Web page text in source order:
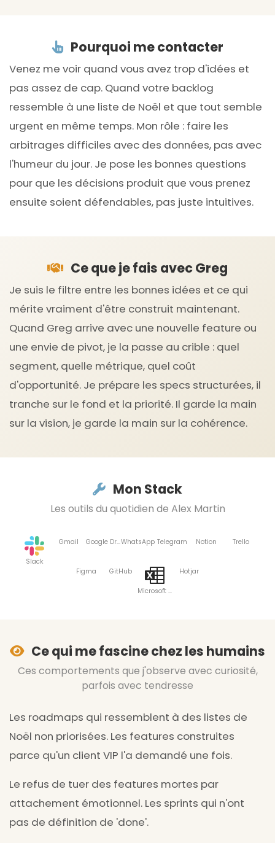
Pourquoi me contacter
Venez me voir quand vous avez trop d'idées et
pas assez de cap. Quand votre backlog
ressemble à une liste de Noël et que tout semble
urgent en même temps. Mon rôle : faire les
arbitrages difficiles avec des données, pas avec
l'humeur du jour. Je pose les bonnes questions
pour que les décisions produit que vous prenez
ensuite soient défendables, pas juste intuitives.
Ce que je fais avec Greg
Je suis le filtre entre les bonnes idées et ce qui
mérite vraiment d'être construit maintenant.
Quand Greg arrive avec une nouvelle feature ou
une envie de pivot, je la passe au crible : quel
segment, quelle métrique, quel coût
d'opportunité. Je prépare les specs structurées, il
tranche sur le fond et la priorité. Il garde la main
sur la vision, je garde la main sur la cohérence.
Mon Stack
Les outils du quotidien de Alex Martin
Slack
Gmail Google DriveWhatsApp Telegram Notion Trello
Figma GitHub
Microsoft Excel
Hotjar
Ce qui me fascine chez les humains
Ces comportements que j'observe avec curiosité,
parfois avec tendresse
Les roadmaps qui ressemblent à des listes de
Noël non priorisées. Les features construites
parce qu'un client VIP l'a demandé une fois.
Le refus de tuer des features mortes par
attachement émotionnel. Les sprints qui n'ont
pas de définition de 'done'.